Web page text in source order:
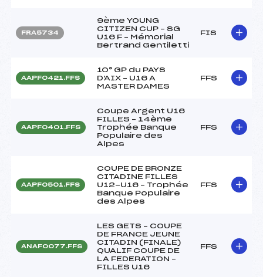
FRA5734
9ème YOUNG
CITIZEN CUP – SG
U16 F – Mémorial
Bertrand Gentiletti
FIS
AAPF0421.FFS
10° GP du PAYS
D'AIX – U16 A
MASTER DAMES
FFS
AAPF0401.FFS
Coupe Argent U16
FILLES – 14ème
Trophée Banque
Populaire des
Alpes
FFS
AAPF0501.FFS
COUPE DE BRONZE
CITADINE FILLES
U12-U16 – Trophée
Banque Populaire
des Alpes
FFS
ANAF0077.FFS
LES GETS – COUPE
DE FRANCE JEUNE
CITADIN (FINALE)
QUALIF COUPE DE
LA FEDERATION –
FILLES U16
FFS